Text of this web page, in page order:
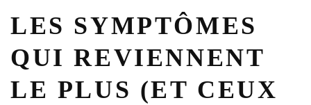
LES SYMPTÔMES
QUI REVIENNENT
LE PLUS (ET CEUX